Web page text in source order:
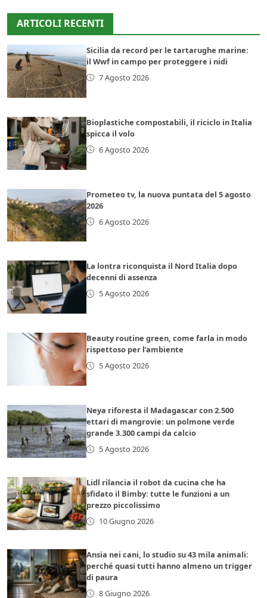
ARTICOLI RECENTI
Sicilia da record per le tartarughe marine:
il Wwf in campo per proteggere i nidi
7 Agosto 2026
Bioplastiche compostabili, il riciclo in Italia
spicca il volo
6 Agosto 2026
Prometeo tv, la nuova puntata del 5 agosto
2026
6 Agosto 2026
La lontra riconquista il Nord Italia dopo
decenni di assenza
5 Agosto 2026
Beauty routine green, come farla in modo
rispettoso per l’ambiente
5 Agosto 2026
Neya riforesta il Madagascar con 2.500
ettari di mangrovie: un polmone verde
grande 3.300 campi da calcio
5 Agosto 2026
Lidl rilancia il robot da cucina che ha
sfidato il Bimby: tutte le funzioni a un
prezzo piccolissimo
10 Giugno 2026
Ansia nei cani, lo studio su 43 mila animali:
perché quasi tutti hanno almeno un trigger
di paura
8 Giugno 2026